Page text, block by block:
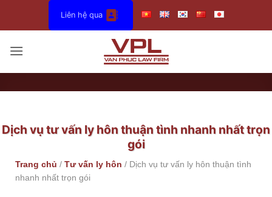
dung
Liên hệ qua
Dịch vụ tư vấn ly hôn thuận tình nhanh nhất trọn
gói
Trang chủ / Tư vấn ly hôn / Dịch vụ tư vấn ly hôn thuận tình
nhanh nhất trọn gói